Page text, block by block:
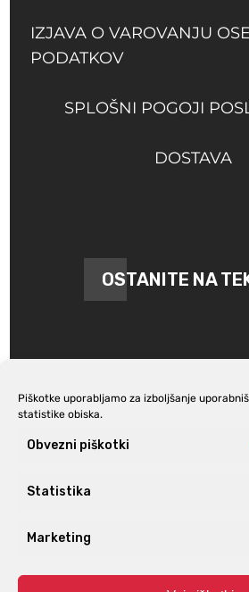
Piškotke uporabljamo za izboljšanje
statistike obiska.
Obvezni piškotki
Statistika
Marketing
IZJAVA O VAROVANJU
PODATKOV
SPLOŠNI POGOJI
DOSTAVA
OSTANITE NA